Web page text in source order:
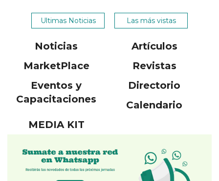
Ultimas Noticias Las más vistas
Noticias
Artículos
MarketPlace
Revistas
Eventos y
Capacitaciones
Directorio
Calendario
MEDIA KIT